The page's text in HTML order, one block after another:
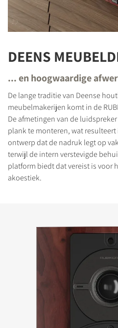
DEENS
... en hoogwaardige
De lange traditie van Deense
meubelmakerijen komt in de
De afmetingen van de
plank te monteren, wat
ontwerp dat de nadruk legt op
terwijl de intern verstevigde
platform biedt dat vereist is voor
akoestiek.